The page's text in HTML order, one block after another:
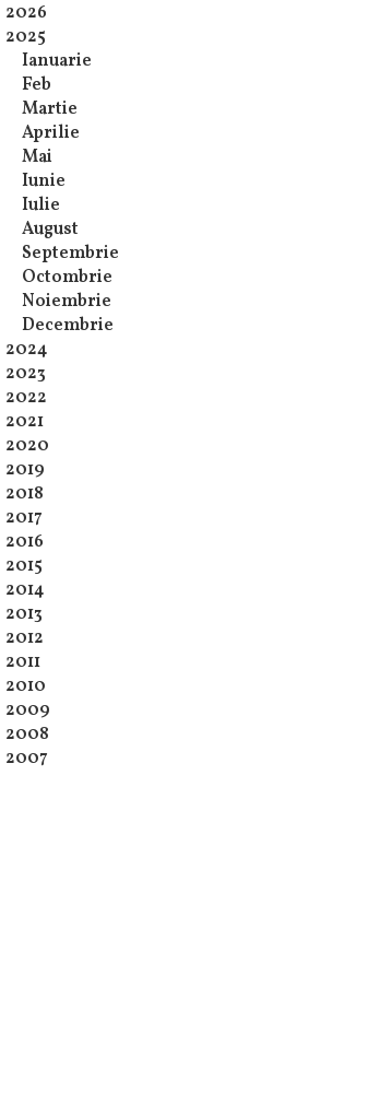
2026
2025
Ianuarie
Feb
Martie
Aprilie
Mai
Iunie
Iulie
August
Septembrie
Octombrie
Noiembrie
Decembrie
2024
2023
2022
2021
2020
2019
2018
2017
2016
2015
2014
2013
2012
2011
2010
2009
2008
2007